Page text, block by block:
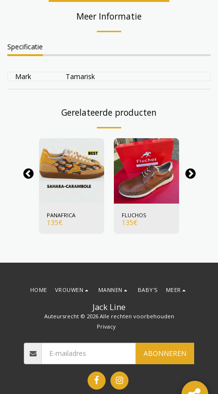
Meer Informatie
Specificatie
Mark Tamarisk
Gerelateerde producten
PANAFRICA
135€
FLUCHOS
135€
Jack Line
Auteursrecht © 2026 Alle rechten voorbehouden
Privacy
HOME VROUWEN MANNEN BABY'S MEER
ABONNEREN